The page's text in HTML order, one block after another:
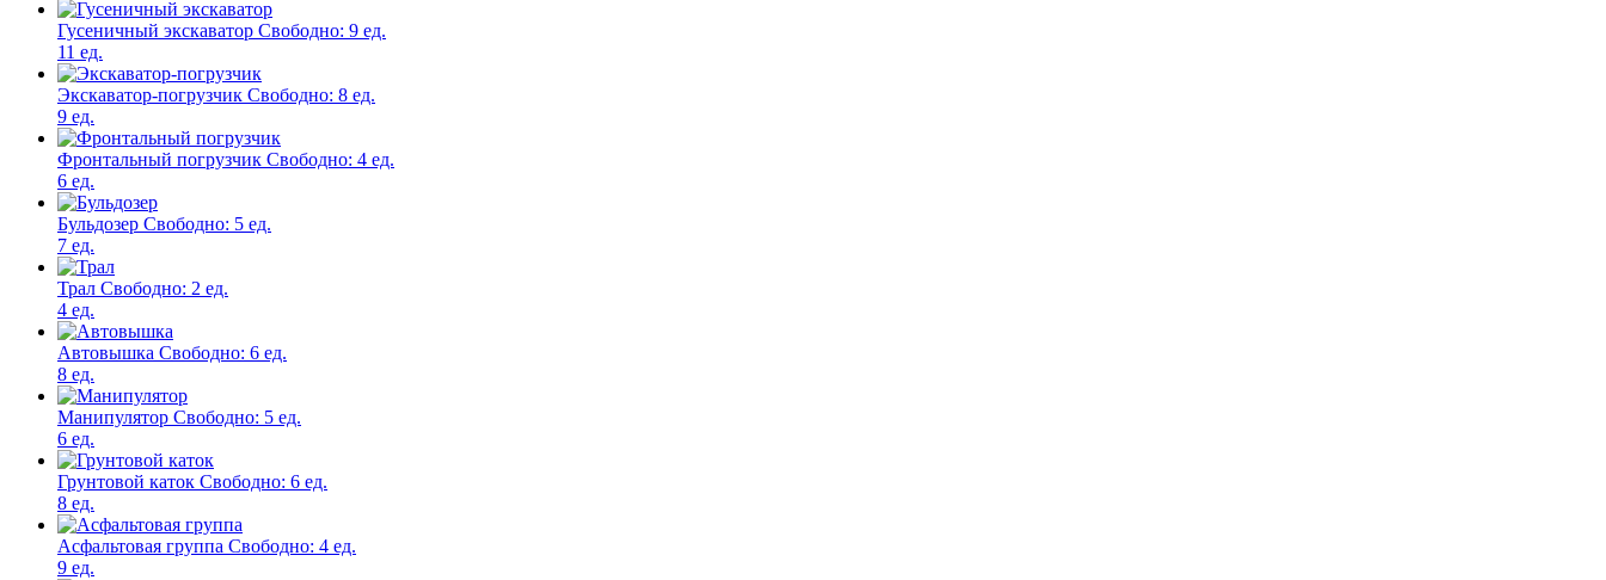
Гусеничный экскаватор Свободно: 9 ед.
11 ед.
Экскаватор-погрузчик Свободно: 8 ед.
9 ед.
Фронтальный погрузчик Свободно: 4 ед.
6 ед.
Бульдозер Свободно: 5 ед.
7 ед.
Трал Свободно: 2 ед.
4 ед.
Автовышка Свободно: 6 ед.
8 ед.
Манипулятор Свободно: 5 ед.
6 ед.
Грунтовой каток Свободно: 6 ед.
8 ед.
Асфальтовая группа Свободно: 4 ед.
9 ед.